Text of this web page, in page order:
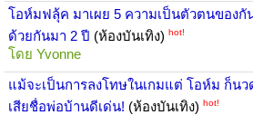
โอห์มฟลุ้ค มาเผย 5 ความเป็นตัวตนของ
ด้วยกันมา 2 ปี (ห้องบันเทิง) hot!
โดย Yvonne
แม้จะเป็นการลงโทษในเกมแต่ โอห์ม ก็น
เสียชื่อพ่อบ้านดีเด่น! (ห้องบันเทิง) hot!